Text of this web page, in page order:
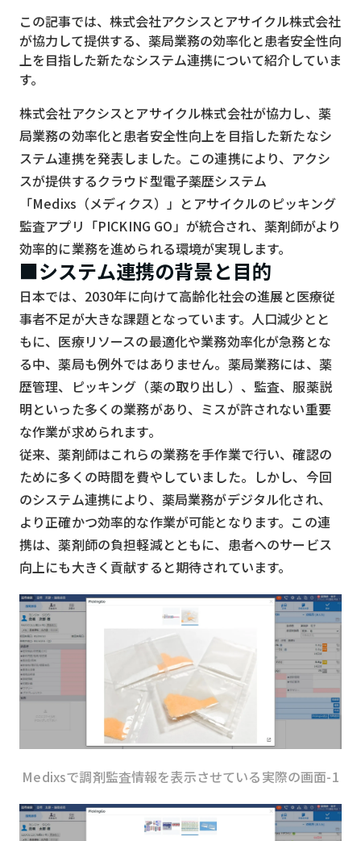
スマート〇〇
スマート農業
ロボット
スマート物流
IoT
DX
ニュース
デジタルサイネージ
カメラ
Wi-Fi
SaaS
AI
おすすめ
SIM
スマホ
この記事では、株式会社アクシスとアサイクル株式会社
が協力して提供する、薬局業務の効率化と患者安全性向
上を目指した新たなシステム連携について紹介していま
す。
株式会社アクシスとアサイクル株式会社が協力し、薬
局業務の効率化と患者安全性向上を目指した新たなシ
ステム連携を発表しました。この連携により、アクシ
スが提供するクラウド型電子薬歴システム
「Medixs（メディクス）」とアサイクルのピッキング
監査アプリ「PICKING GO」が統合され、薬剤師がより
効率的に業務を進められる環境が実現します。
■システム連携の背景と目的
日本では、2030年に向けて高齢化社会の進展と医療従
事者不足が大きな課題となっています。人口減少とと
もに、医療リソースの最適化や業務効率化が急務とな
る中、薬局も例外ではありません。薬局業務には、薬
歴管理、ピッキング（薬の取り出し）、監査、服薬説
明といった多くの業務があり、ミスが許されない重要
な作業が求められます。
従来、薬剤師はこれらの業務を手作業で行い、確認の
ために多くの時間を費やしていました。しかし、今回
のシステム連携により、薬局業務がデジタル化され、
より正確かつ効率的な作業が可能となります。この連
携は、薬剤師の負担軽減とともに、患者へのサービス
向上にも大きく貢献すると期待されています。
Medixsで調剤監査情報を表示させている実際の画面-1